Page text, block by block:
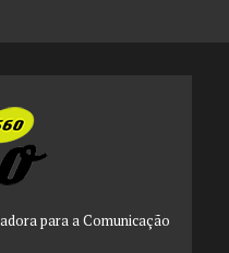
para a Comunicação